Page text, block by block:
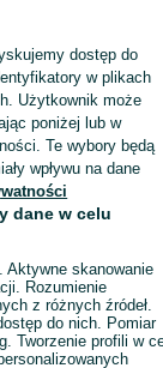
Kup
dostęp do
w plikach
Użytkownik może
poniżej lub w
Te wybory będą
wpływu na dane
dane w celu
Aktywne skanowanie
Rozumienie
z różnych źródeł.
do nich. Pomiar
Tworzenie profili w